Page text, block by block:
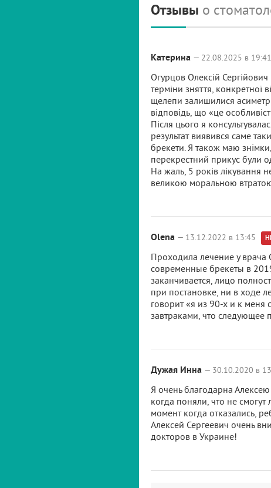
Отзывы о
Катерина — 22.08.2025 в 19:41
Огурцов Олексій
терміни зняття, конкретної
щелепи залишилися
відповідь, що «це
Після цього я
результат виявився саме
брекети. Я також маю знімки,
перекрестний прикус були
На жаль, 5 років лікування
великою моральною
Olena — 13.12.2022 в 13:45
Проходила лечение у врача
современные брекеты в
заканчивается, лицо
при постановке, ни в ходе
говорит «я из 90-х и к меня
завтраками, что следующее
Дужая Инна — 30.10.2020 в
Я очень благодарна Алексею
когда поняли, что не
момент когда отказались,
Алексей Сергеевич очень
докторов в Украине!